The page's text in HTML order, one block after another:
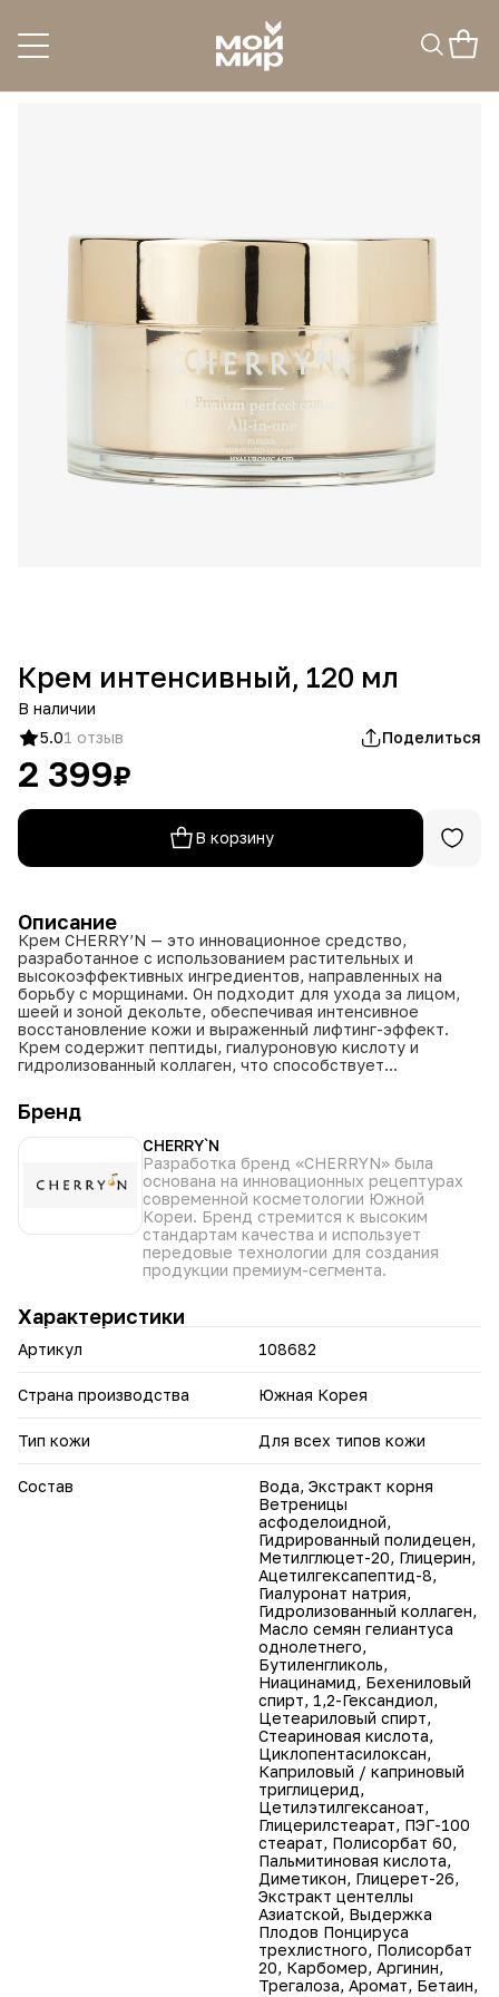
Крем интенсивный, 120 мл
В наличии
5.01 отзыв Поделиться
2 399₽
В корзину
Описание
Крем CHERRY’N — это инновационное средство,
разработанное с использованием растительных и
высокоэффективных ингредиентов, направленных на
борьбу с морщинами. Он подходит для ухода за лицом,
шеей и зоной декольте, обеспечивая интенсивное
восстановление кожи и выраженный лифтинг-эффект.
Крем содержит пептиды, гиалуроновую кислоту и
гидролизованный коллаген, что способствует
повышая тонус и микроциркуляцию кожи.
• Крем эффективно борется с морщинами, воспалениями
и пигментацией, улучшая общий вид кожи.
• Обеспечивает глубокое увлажнение и питание,
придавая коже свежесть и яркость.
• Может использоваться как моно-продукт или в
комплексе с тремя сыворотками CHERRY’N для усиления
• Заменяет 2-3 банки обычного крема, что делает его
экономичным выбором.
и вечером, как под макияж, так и в вечернем уходе. Он
идеально подходит для любого типа кожи и может
применяться в качестве основного средства для ухода.
Крем CHERRY’N — это лучшее сочетание продуманных
ингредиентов, специально подобранных для достижения
качественным уходом и вернуть коже молодость и
Бренд
CHERRY`N
Разработка бренд «CHERRYN» была
основана на инновационных рецептурах
современной косметологии Южной
Кореи. Бренд стремится к высоким
стандартам качества и использует
передовые технологии для создания
продукции премиум-сегмента.
Характеристики
Артикул 108682
Страна производства Южная Корея
Тип кожи Для всех типов кожи
Состав
Вода, Экстракт корня
Ветреницы
асфоделоидной,
Гидрированный полидецен,
Метилглюцет-20, Глицерин,
Ацетилгексапептид-8,
Гиалуронат натрия,
Гидролизованный коллаген,
Масло семян гелиантуса
однолетнего,
Бутиленгликоль,
Ниацинамид, Бехениловый
спирт, 1,2-Гександиол,
Цетеариловый спирт,
Стеариновая кислота,
Циклопентасилоксан,
Каприловый / каприновый
триглицерид,
Цетилэтилгексаноат,
Глицерилстеарат, ПЭГ-100
стеарат, Полисорбат 60,
Пальмитиновая кислота,
Диметикон, Глицерет-26,
Экстракт центеллы
Азиатской, Выдержка
Плодов Понцируса
трехлистного, Полисорбат
20, Карбомер, Аргинин,
Трегалоза, Аромат, Бетаин,